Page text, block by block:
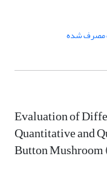
مصرف شده
Evaluation of
Quantitative and
Button